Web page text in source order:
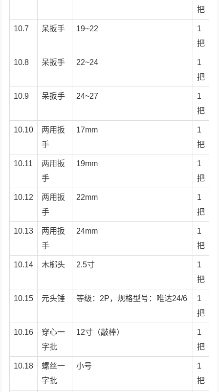
把
10.7 呆扳手 19~22
1
把
10.8 呆扳手 22~24
1
把
10.9 呆扳手 24~27
1
把
10.10
两用扳
手
17mm
1
把
10.11
两用扳
手
19mm
1
把
10.12
两用扳
手
22mm
1
把
10.13
两用扳
手
24mm
1
把
10.14 木榔头 2.5寸
1
把
10.15 元头锤 等级：2P，规格型号：唯达24/6
1
把
10.16
穿心一
字批
12寸（敲棒）
1
把
10.18
螺丝一
字批
小号
1
把